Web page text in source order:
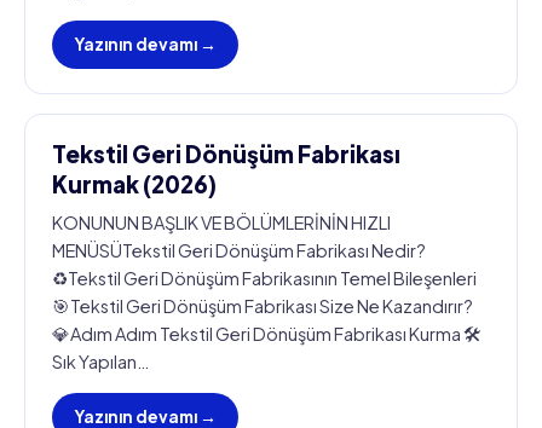
Yazının devamı →
Tekstil Geri Dönüşüm Fabrikası
Kurmak (2026)
KONUNUN BAŞLIK VE BÖLÜMLERİNİN HIZLI
MENÜSÜTekstil Geri Dönüşüm Fabrikası Nedir?
♻️Tekstil Geri Dönüşüm Fabrikasının Temel Bileşenleri
🎯Tekstil Geri Dönüşüm Fabrikası Size Ne Kazandırır?
💎Adım Adım Tekstil Geri Dönüşüm Fabrikası Kurma 🛠️
Sık Yapılan…
Yazının devamı →